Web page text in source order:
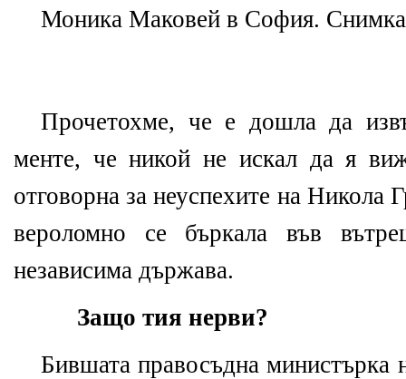
Моника Маковей в София.
Прочетохме, че е дошла да
менте, че никой не искал да я
отговорна за неуспехите на Никола
вероломно се бъркала във
независима държава.
Защо тия нерви?
Бившата правосъдна